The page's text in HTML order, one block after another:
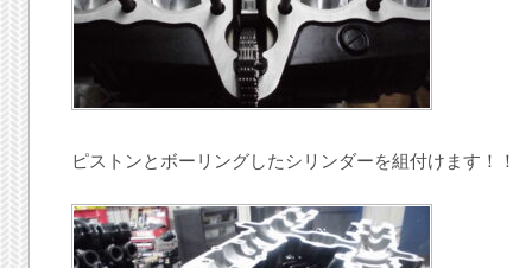
ピストンとボーリングしたシリンダーを組付けます！！